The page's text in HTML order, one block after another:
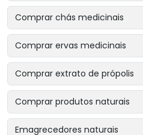
Comprar chás medicinais
Comprar ervas medicinais
Comprar extrato de própolis
Comprar produtos naturais
Emagrecedores naturais